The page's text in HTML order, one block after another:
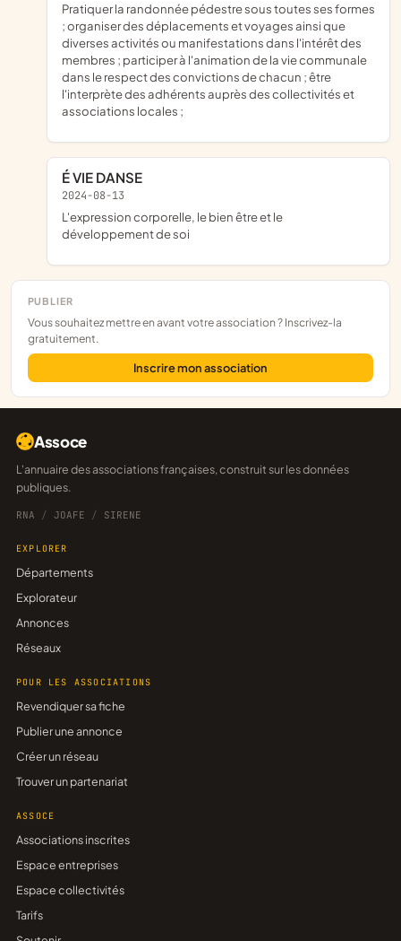
PUBLIER
Vous souhaitez mettre en avant votre association ? Inscrivez-la
gratuitement.
Inscrire mon association
pratiquer la randonnée pédestre sous toutes ses formes
; organiser des déplacements et voyages ainsi que
diverses activités ou manifestations dans l'intérêt des
membres ; participer à l'animation de la vie communale
dans le respect des convictions de chacun ; être
l'interprète des adhérents auprès des collectivités et
associations locales ;
É VIE DANSE
2024-08-13
l'expression corporelle, le bien être et le
développement de soi
Assoce
L'annuaire des associations françaises, construit sur les données
publiques.
RNA / JOAFE / SIRENE
EXPLORER
Départements
Explorateur
Annonces
Réseaux
POUR LES ASSOCIATIONS
Revendiquer sa fiche
Publier une annonce
Créer un réseau
Trouver un partenariat
ASSOCE
Associations inscrites
Espace entreprises
Espace collectivités
Tarifs